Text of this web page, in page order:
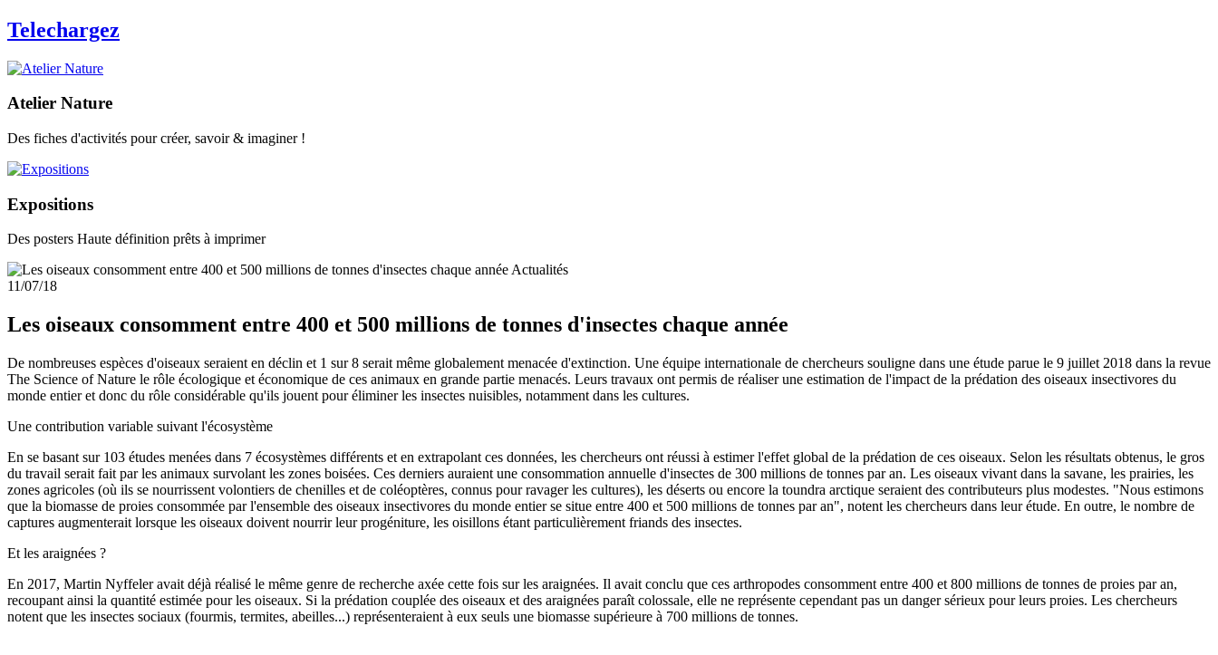
Telechargez
Atelier Nature
Des fiches d'activités pour créer, savoir & imaginer !
Expositions
Des posters Haute définition prêts à imprimer
Actualités
11/07/18
Les oiseaux consomment entre 400 et 500 millions de tonnes d'insectes chaque année
De nombreuses espèces d'oiseaux seraient en déclin et 1 sur 8 serait même globalement menacée d'extinction. Une équipe internationale de chercheurs souligne dans une étude parue le 9 juillet 2018 dans la revue
The Science of Nature le rôle écologique et économique de ces animaux en grande partie menacés. Leurs travaux ont permis de réaliser une estimation de l'impact de la prédation des oiseaux insectivores du
monde entier et donc du rôle considérable qu'ils jouent pour éliminer les insectes nuisibles, notamment dans les cultures.
Une contribution variable suivant l'écosystème
En se basant sur 103 études menées dans 7 écosystèmes différents et en extrapolant ces données, les chercheurs ont réussi à estimer l'effet global de la prédation de ces oiseaux. Selon les résultats obtenus, le gros
du travail serait fait par les animaux survolant les zones boisées. Ces derniers auraient une consommation annuelle d'insectes de 300 millions de tonnes par an. Les oiseaux vivant dans la savane, les prairies, les
zones agricoles (où ils se nourrissent volontiers de chenilles et de coléoptères, connus pour ravager les cultures), les déserts ou encore la toundra arctique seraient des contributeurs plus modestes. "Nous estimons
que la biomasse de proies consommée par l'ensemble des oiseaux insectivores du monde entier se situe entre 400 et 500 millions de tonnes par an", notent les chercheurs dans leur étude. En outre, le nombre de
captures augmenterait lorsque les oiseaux doivent nourrir leur progéniture, les oisillons étant particulièrement friands des insectes.
Et les araignées ?
En 2017, Martin Nyffeler avait déjà réalisé le même genre de recherche axée cette fois sur les araignées. Il avait conclu que ces arthropodes consomment entre 400 et 800 millions de tonnes de proies par an,
recoupant ainsi la quantité estimée pour les oiseaux. Si la prédation couplée des oiseaux et des araignées paraît colossale, elle ne représente cependant pas un danger sérieux pour leurs proies. Les chercheurs
notent que les insectes sociaux (fourmis, termites, abeilles...) représenteraient à eux seuls une biomasse supérieure à 700 millions de tonnes.